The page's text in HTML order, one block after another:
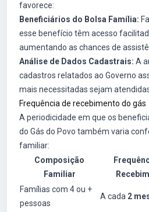
favorece:
Beneficiários do Bolsa Família:
esse benefício têm acesso
aumentando as chances de
Análise de Dados Cadastrais: A
cadastros relatados ao Governo
mais necessitadas sejam
Frequência de recebimento do gás
A periodicidade em que os
do Gás do Povo também varia
familiar:
Composição
Familiar
Famílias com 4 ou +
pessoas
A cada 2